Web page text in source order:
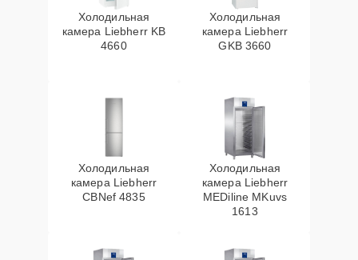
Холодильная
камера Liebherr KB
4660
Холодильная
камера Liebherr
GKB 3660
Холодильная
камера Liebherr
CBNef 4835
Холодильная
камера Liebherr
MEDiline MKuvs
1613